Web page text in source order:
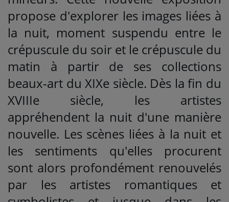
propose d'explorer les images liées à
la nuit, moment suspendu entre le
crépuscule du soir et le crépuscule du
matin à partir de ses collections
beaux-art du XIXe siècle. Dès la fin du
XVIIIe siècle, les artistes
appréhendent la nuit d'une manière
nouvelle. Les scènes liées à la nuit et
les sentiments qu'elles procurent
sont alors profondément renouvelés
par les artistes romantiques et